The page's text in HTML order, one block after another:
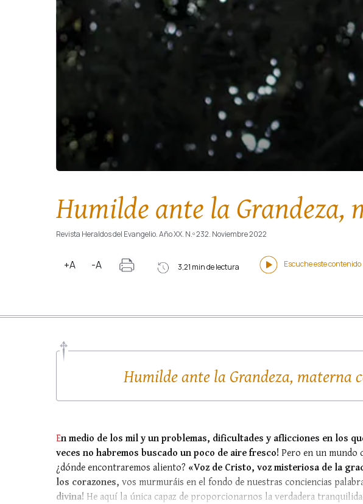
Humilde ante la Grandeza,
Revista Heraldos del Evangelio. Año XX. N.º 232. Noviembre 2022
+A -A 3,21 min de lectura Escuche este contenido
Humilde ante la Grandeza, materna
En medio de los mil y un problemas, dificultades y aflicciones en los
veces no habremos buscado un poco de aire fresco! Pero en un mundo
¿dónde encontraremos aliento? «Voz de Cristo, voz misteriosa de la
los corazones, vos murmuráis en el fondo de nuestras conciencias
divina! He aquí la única capaz de proporcionarnos la verdadera